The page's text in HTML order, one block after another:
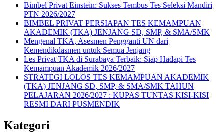
Bimbel Privat Einstein: Sukses Tembus Tes Seleksi Mandiri
PTN 2026/2027
BIMBEL PRIVAT PERSIAPAN TES KEMAMPUAN
AKADEMIK (TKA) JENJANG SD, SMP, & SMA/SMK
Mengenal TKA, Asesmen Pengganti UN dari
Kemendikdasmen untuk Semua Jenjang
Les Privat TKA di Surabaya Terbaik: Siap Hadapi Tes
Kemampuan Akademik 2026/2027
STRATEGI LOLOS TES KEMAMPUAN AKADEMIK
(TKA) JENJANG SD, SMP, & SMA/SMK TAHUN
PELAJARAN 2026/2027 : KUPAS TUNTAS KISI-KISI
RESMI DARI PUSMENDIK
Kategori